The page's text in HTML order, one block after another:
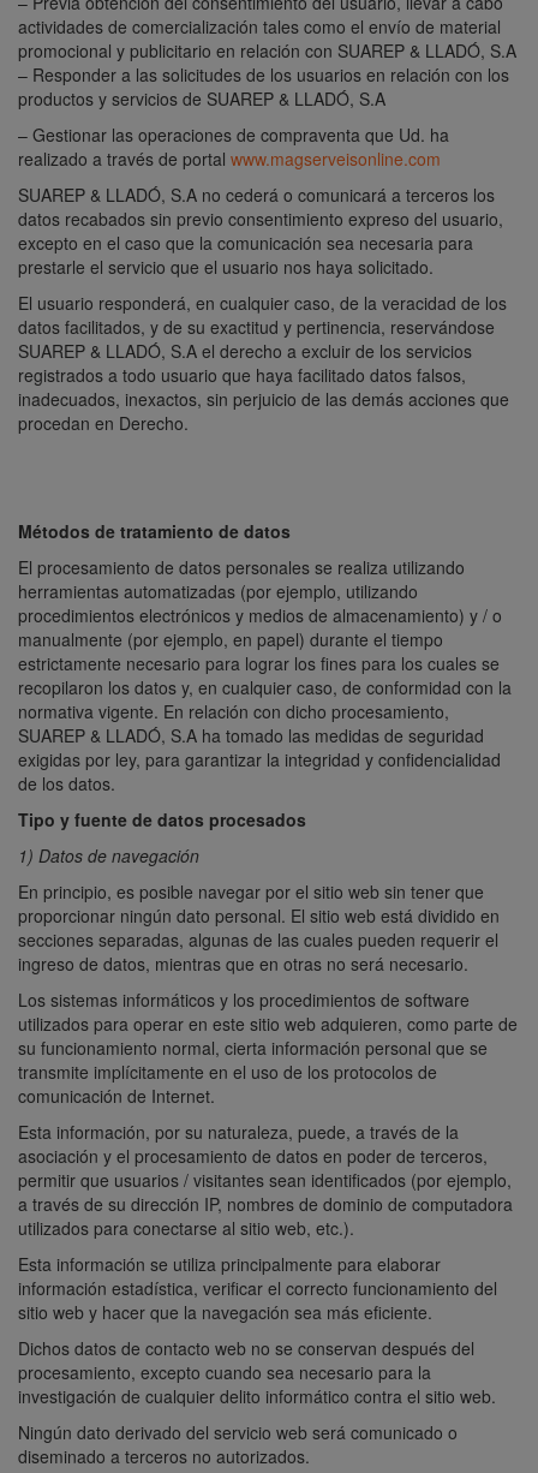
actividades de comercialización tales como el envío de material
promocional y publicitario en relación con SUAREP & LLADÓ, S.A
– Responder a las solicitudes de los usuarios en relación con los
productos y servicios de SUAREP & LLADÓ, S.A
– Gestionar las operaciones de compraventa que Ud. ha
realizado a través de portal www.magserveisonline.com
SUAREP & LLADÓ, S.A no cederá o comunicará a terceros los
datos recabados sin previo consentimiento expreso del usuario,
excepto en el caso que la comunicación sea necesaria para
prestarle el servicio que el usuario nos haya solicitado.
El usuario responderá, en cualquier caso, de la veracidad de los
datos facilitados, y de su exactitud y pertinencia, reservándose
SUAREP & LLADÓ, S.A el derecho a excluir de los servicios
registrados a todo usuario que haya facilitado datos falsos,
inadecuados, inexactos, sin perjuicio de las demás acciones que
procedan en Derecho.
Métodos de tratamiento de datos
El procesamiento de datos personales se realiza utilizando
herramientas automatizadas (por ejemplo, utilizando
procedimientos electrónicos y medios de almacenamiento) y / o
manualmente (por ejemplo, en papel) durante el tiempo
estrictamente necesario para lograr los fines para los cuales se
recopilaron los datos y, en cualquier caso, de conformidad con la
normativa vigente. En relación con dicho procesamiento,
SUAREP & LLADÓ, S.A ha tomado las medidas de seguridad
exigidas por ley, para garantizar la integridad y confidencialidad
de los datos.
Tipo y fuente de datos procesados
1) Datos de navegación
En principio, es posible navegar por el sitio web sin tener que
proporcionar ningún dato personal. El sitio web está dividido en
secciones separadas, algunas de las cuales pueden requerir el
ingreso de datos, mientras que en otras no será necesario.
Los sistemas informáticos y los procedimientos de software
utilizados para operar en este sitio web adquieren, como parte de
su funcionamiento normal, cierta información personal que se
transmite implícitamente en el uso de los protocolos de
comunicación de Internet.
Esta información, por su naturaleza, puede, a través de la
asociación y el procesamiento de datos en poder de terceros,
permitir que usuarios / visitantes sean identificados (por ejemplo,
a través de su dirección IP, nombres de dominio de computadora
utilizados para conectarse al sitio web, etc.).
Esta información se utiliza principalmente para elaborar
información estadística, verificar el correcto funcionamiento del
sitio web y hacer que la navegación sea más eficiente.
Dichos datos de contacto web no se conservan después del
procesamiento, excepto cuando sea necesario para la
investigación de cualquier delito informático contra el sitio web.
Ningún dato derivado del servicio web será comunicado o
diseminado a terceros no autorizados.